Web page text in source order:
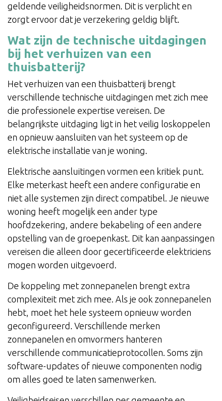
geldende veiligheidsnormen. Dit is verplicht en
zorgt ervoor dat je verzekering geldig blijft.
Wat zijn de technische uitdagingen
bij het verhuizen van een
thuisbatterij?
Het verhuizen van een thuisbatterij brengt
verschillende technische uitdagingen met zich mee
die professionele expertise vereisen. De
belangrijkste uitdaging ligt in het veilig loskoppelen
en opnieuw aansluiten van het systeem op de
elektrische installatie van je woning.
Elektrische aansluitingen vormen een kritiek punt.
Elke meterkast heeft een andere configuratie en
niet alle systemen zijn direct compatibel. Je nieuwe
woning heeft mogelijk een ander type
hoofdzekering, andere bekabeling of een andere
opstelling van de groepenkast. Dit kan aanpassingen
vereisen die alleen door gecertificeerde elektriciens
mogen worden uitgevoerd.
De koppeling met zonnepanelen brengt extra
complexiteit met zich mee. Als je ook zonnepanelen
hebt, moet het hele systeem opnieuw worden
geconfigureerd. Verschillende merken
zonnepanelen en omvormers hanteren
verschillende communicatieprotocollen. Soms zijn
software-updates of nieuwe componenten nodig
om alles goed te laten samenwerken.